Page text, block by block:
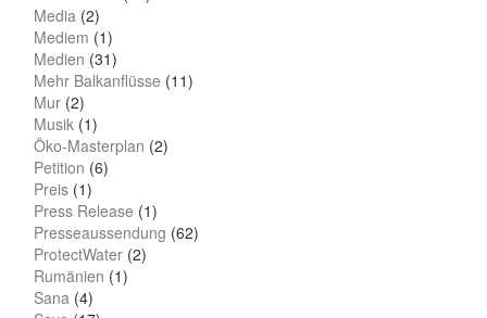
Media (2)
Mediem (1)
Medien (31)
Mehr Balkanflüsse (11)
Mur (2)
Musik (1)
Öko-Masterplan (2)
Petition (6)
Preis (1)
Press Release (1)
Presseaussendung (62)
ProtectWater (2)
Rumänien (1)
Sana (4)